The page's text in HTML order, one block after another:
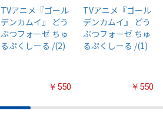
TVアニメ『ゴール
デンカムイ』 どう
ぶつフォーゼ ちゅ
るぷくしーる /(2)
￥550
TVアニメ『ゴール
デンカムイ』 どう
ぶつフォーゼ ちゅ
るぷくしーる /(1)
￥550